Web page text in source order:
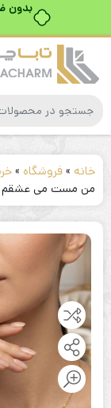
بدون
خانه »فروشگاه »
من مست می عشقم